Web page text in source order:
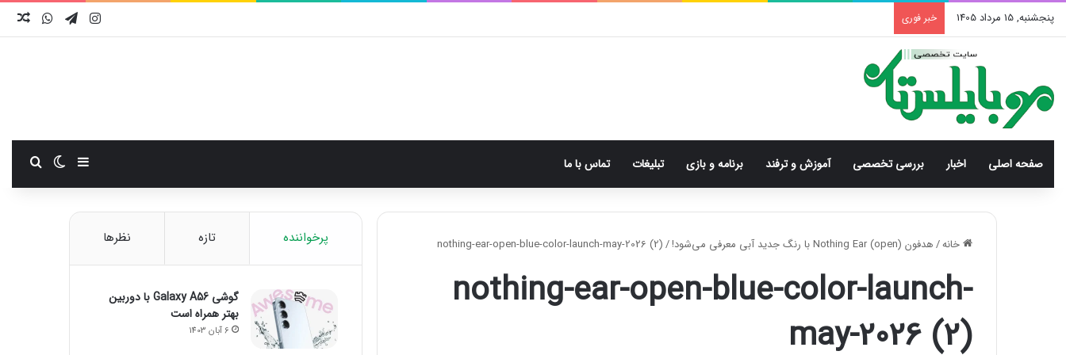
پنجشنبه, 15 مرداد 1405 خبر فوری اینستاگرام
تلگرام واتس
صفحه اصلی اخبار بررسی‌ تخصصی آموزش و ترفند برنامه و بازی تبلیغات تماس با ما سایدبارتغییر
خانه/هدفون Nothing Ear (open) با رنگ جدید آبی معرفی می‌شود! /
nothing-ear-open-blue-color-launch-may-2026 (2)
nothing-ear-open-blue-color-launch-
may-2026 (2)
پرخواننده تازه نظرها
گوشی Galaxy A56 با دوربین
بهتر همراه است
6 آبان 1403